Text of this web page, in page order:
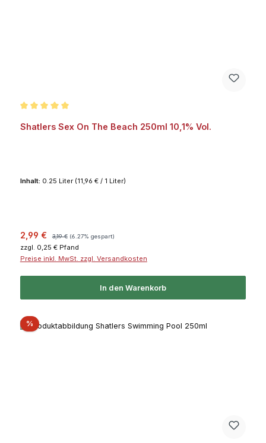
Shatlers Sex On The Beach 250ml 10,1% Vol.
Inhalt: 0.25 Liter (11,96 € / 1 Liter)
Verkaufspreis:
2,99 € Regulärer Preis:
3,19 € (6.27% gespart)
zzgl. 0,25 € Pfand
Preise inkl. MwSt. zzgl. Versandkosten
In den Warenkorb
%Rabatt